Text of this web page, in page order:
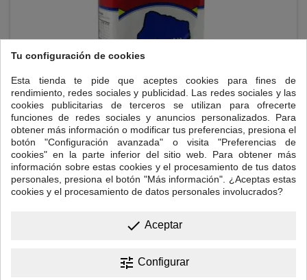
YERBA MATE TARAGÜI CON PALO 500 GR
El mate es una bebida deliciosa y nutritiva que proviene de las hojas
de Ilex Paraguariensis, un árbol que sólo crece en la región
subtropical de América del Sur. Energizante saludable, natural y con
cero contenido en azúcar, es una hierba ancestral que te ayudará
Paquete: 500gr. OFERTA...
Añadir al carrito
Tu configuración de cookies
Esta tienda te pide que aceptes cookies para fines de
rendimiento, redes sociales y publicidad. Las redes sociales y las
cookies publicitarias de terceros se utilizan para ofrecerte
funciones de redes sociales y anuncios personalizados. Para
obtener más información o modificar tus preferencias, presiona el
botón "Configuración avanzada" o visita "Preferencias de
cookies" en la parte inferior del sitio web. Para obtener más
información sobre estas cookies y el procesamiento de tus datos
personales, presiona el botón "Más información". ¿Aceptas estas
cookies y el procesamiento de datos personales involucrados?
done Aceptar
tune Configurar